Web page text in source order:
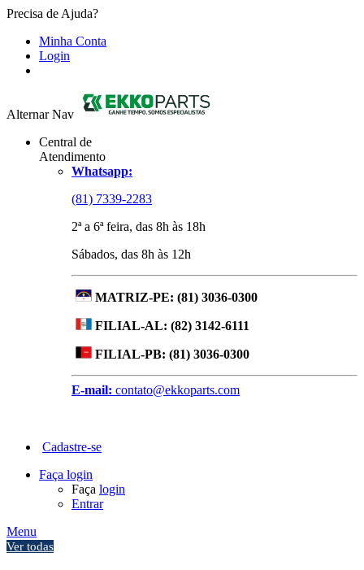
Precisa de Ajuda?
Minha Conta
Login
Alternar Nav
Central de
Atendimento
Whatsapp:
(81) 7339-2283
2ª a 6ª feira, das 8h às 18h
Sábados, das 8h às 12h
MATRIZ-PE: (81) 3036-0300
FILIAL-AL: (82) 3142-6111
FILIAL-PB: (81) 3036-0300
E-mail: contato@ekkoparts.com
Cadastre-se
Faça login
Faça login
Entrar
Menu
Ver todas